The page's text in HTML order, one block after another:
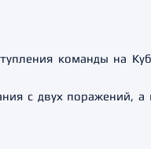
команды на
с двух поражений, а